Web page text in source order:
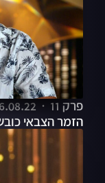
פרק 11
הזמר הצבאי